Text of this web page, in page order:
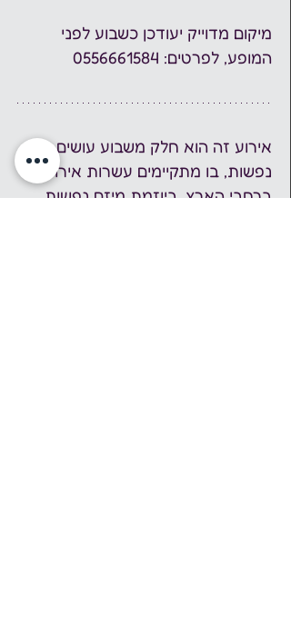
מיקום מדוייק יעודכן כשבוע לפני
המופע, לפרטים: 0556661584
אירוע זה הוא חלק משבוע עושים
נפשות, בו מתקיימים עשרות אירועים
ברחבי הארץ, ביוזמת מיזם נפשות.